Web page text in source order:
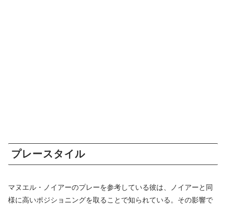
プレースタイル
マヌエル・ノイアーのプレーを参考している彼は、ノイアーと同
様に高いポジショニングを取ることで知られている。その影響で